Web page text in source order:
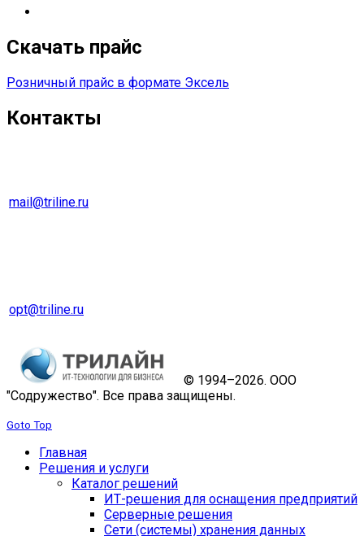
Скачать прайс
Розничный прайс в формате Эксель
Контакты
mail@triline.ru
opt@triline.ru
© 1994–2026. ООО
"Содружество". Все права защищены.
Goto Top
Главная
Решения и услуги
Каталог решений
ИТ-решения для оснащения предприятий
Серверные решения
Сети (системы) хранения данных